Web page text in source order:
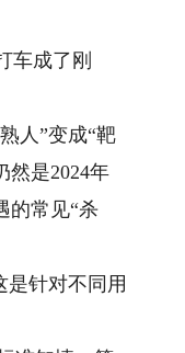
车成了刚
人”变成“靶
然是2024年
的常见“杀
针对不同用